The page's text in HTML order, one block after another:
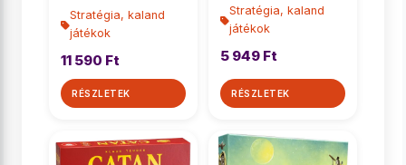
Stratégia, kaland
játékok
11 590 Ft
RÉSZLETEK
Stratégia, kaland
játékok
5 949 Ft
RÉSZLETEK